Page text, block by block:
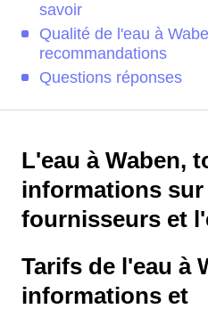
savoir
Qualité de l'eau à
recommandations
Questions réponses
L'eau à Waben,
informations sur
fournisseurs et
Tarifs de l'eau à
informations et